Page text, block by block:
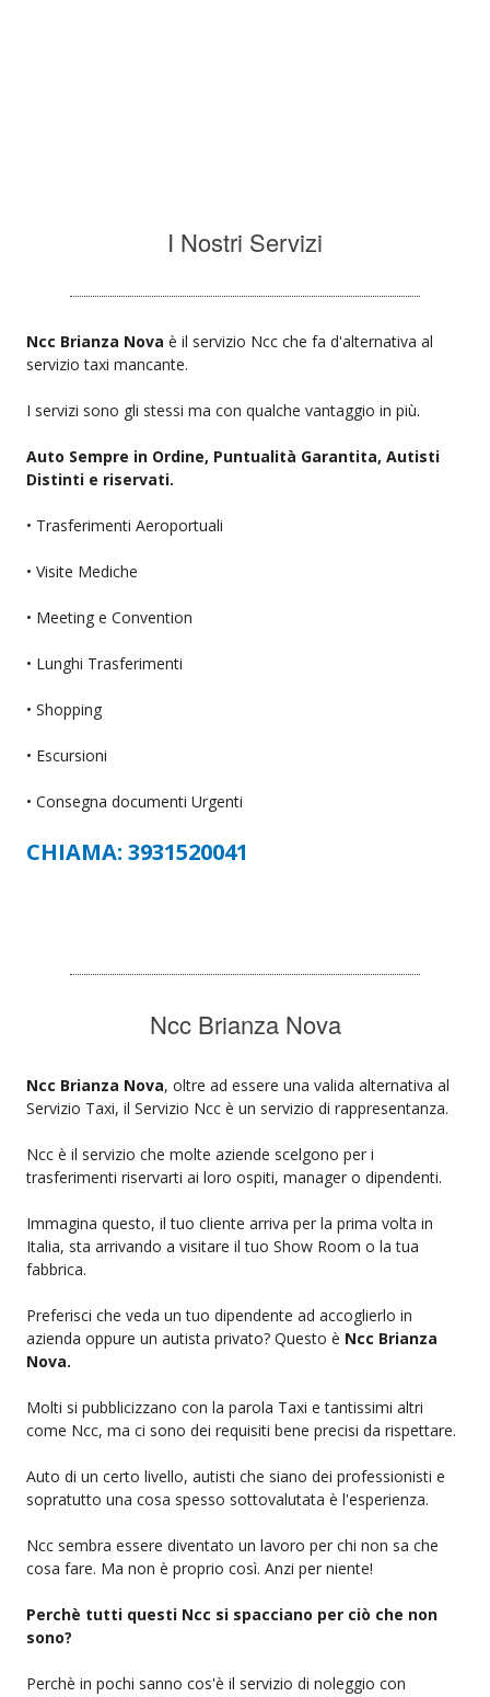
I Nostri Servizi
Ncc Brianza Nova è il servizio Ncc che fa d'alternativa al
servizio taxi mancante.
I servizi sono gli stessi ma con qualche vantaggio in più.
Auto Sempre in Ordine, Puntualità Garantita, Autisti
Distinti e riservati.
• Trasferimenti Aeroportuali
• Visite Mediche
• Meeting e Convention
• Lunghi Trasferimenti
• Shopping
• Escursioni
• Consegna documenti Urgenti
CHIAMA: 3931520041
Ncc Brianza Nova
Ncc Brianza Nova, oltre ad essere una valida alternativa al
Servizio Taxi, il Servizio Ncc è un servizio di rappresentanza.
Ncc è il servizio che molte aziende scelgono per i
trasferimenti riservarti ai loro ospiti, manager o dipendenti.
Immagina questo, il tuo cliente arriva per la prima volta in
Italia, sta arrivando a visitare il tuo Show Room o la tua
fabbrica.
Preferisci che veda un tuo dipendente ad accoglierlo in
azienda oppure un autista privato? Questo è Ncc Brianza
Nova.
Molti si pubblicizzano con la parola Taxi e tantissimi altri
come Ncc, ma ci sono dei requisiti bene precisi da rispettare.
Auto di un certo livello, autisti che siano dei professionisti e
sopratutto una cosa spesso sottovalutata è l'esperienza.
Ncc sembra essere diventato un lavoro per chi non sa che
cosa fare. Ma non è proprio così. Anzi per niente!
Perchè tutti questi Ncc si spacciano per ciò che non
sono?
Perchè in pochi sanno cos'è il servizio di noleggio con